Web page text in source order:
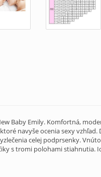
Baby Emily. Komfortná,
navyše ocenia sexy
celej podprsenky.
s tromi polohami stiahnutia.